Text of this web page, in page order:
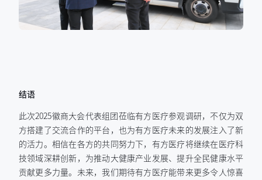
结语
此次2025徽商大会代表组团莅临有方医疗参观调研，不仅为双
方搭建了交流合作的平台，也为有方医疗未来的发展注入了新
的活力。相信在各方的共同努力下，有方医疗将继续在医疗科
技领域深耕创新，为推动大健康产业发展、提升全民健康水平
贡献更多力量。未来，我们期待有方医疗能带来更多令人惊喜